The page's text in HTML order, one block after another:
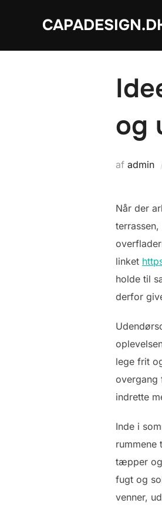
og
af admin
Når der
linket
holde til
derfor
lege frit
overgang
indrette
Inde i
rummene
tæpper og
fugt og
venner,